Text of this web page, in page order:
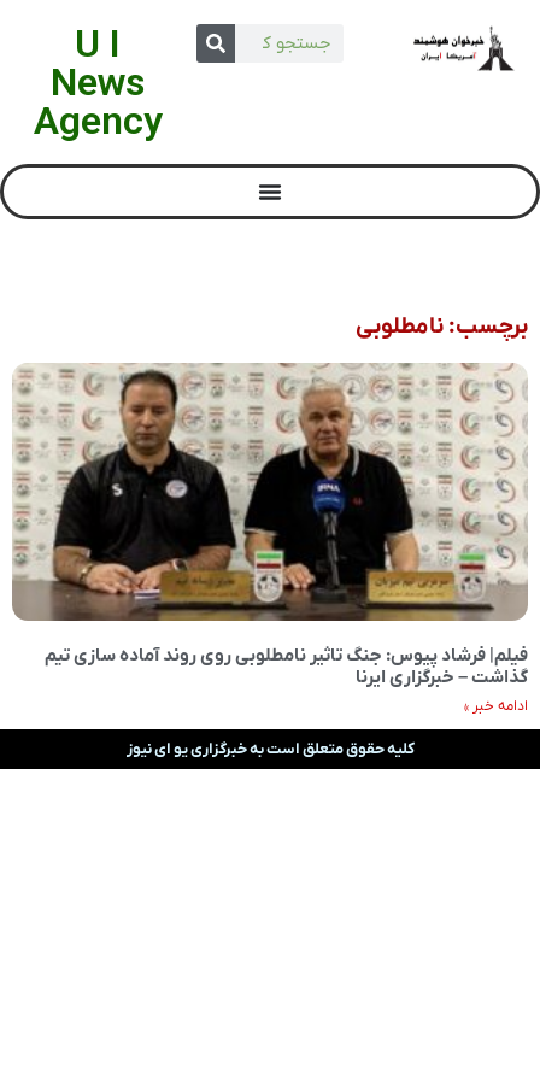
U I
News
Agency
برچسب: نامطلوبی
فیلم| فرشاد پیوس: جنگ تاثیر نامطلوبی روی روند آماده سازی تیم
گذاشت – خبرگزاری ایرنا
ادامه خبر »
کلیه حقوق متعلق است به خبرگزاری یو ای نیوز